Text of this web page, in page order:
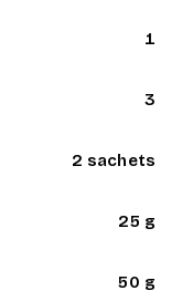
1
3
2 sachets
25 g
50 g